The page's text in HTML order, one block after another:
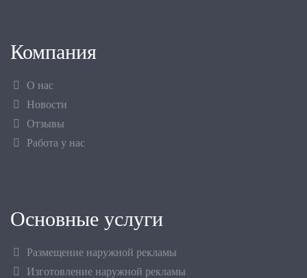
Компания
О нас
Новости
Отзывы
Работа у нас
Основные услуги
Размещение наружной рекламы
Изготовление наружной рекламы